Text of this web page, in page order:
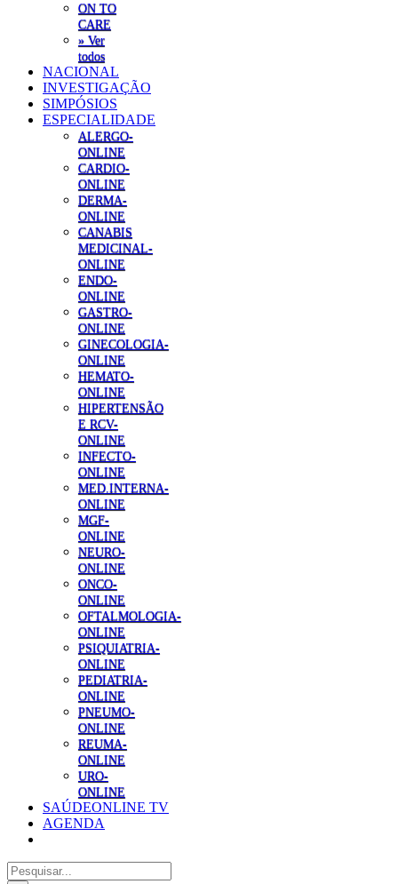
ON TO
CARE
» Ver
todos
NACIONAL
INVESTIGAÇÃO
SIMPÓSIOS
ESPECIALIDADE
ALERGO-
ONLINE
CARDIO-
ONLINE
DERMA-
ONLINE
CANABIS
MEDICINAL-
ONLINE
ENDO-
ONLINE
GASTRO-
ONLINE
GINECOLOGIA-
ONLINE
HEMATO-
ONLINE
HIPERTENSÃO
E RCV-
ONLINE
INFECTO-
ONLINE
MED.INTERNA-
ONLINE
MGF-
ONLINE
NEURO-
ONLINE
ONCO-
ONLINE
OFTALMOLOGIA-
ONLINE
PSIQUIATRIA-
ONLINE
PEDIATRIA-
ONLINE
PNEUMO-
ONLINE
REUMA-
ONLINE
URO-
ONLINE
SAÚDEONLINE TV
AGENDA
Pesquisar